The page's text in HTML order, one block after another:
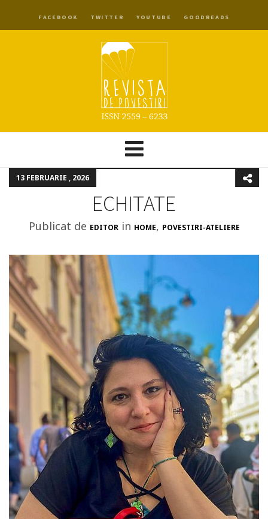
FACEBOOK TWITTER YOUTUBE GOODREADS
13 FEBRUARIE , 2026
ECHITATE
Publicat de EDITOR in HOME, POVESTIRI-ATELIERE